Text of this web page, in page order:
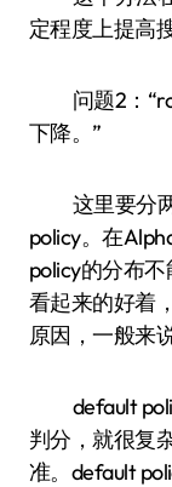
定程度上提高
问题2：
下降。”
这里要分
policy。在
policy的分布
看起来的好着
原因，一般来
default
判分，就很复
准。default